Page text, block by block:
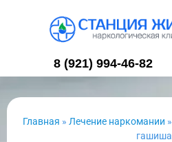
8 (921) 994-46-82
Главная » Лечение наркомании »
гашиша